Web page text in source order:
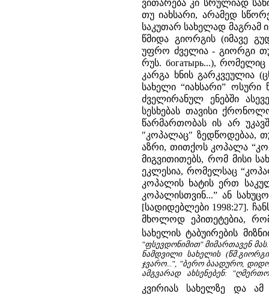
ვითარება კი სრულიად
თუ იახსარი, არამედ
საკუთარ სახელად მაგრამ
წმიდა გიორგის (იმავე
უფრო ძველია - გიორგი
რუს. богатырь...),
კარგა ხნის გარკვეულია
სახელი “იახსარი” ოსური
ძველირანულ ენებში
სესხებას თავისი
წარმართობას ის არ
"კოპალაც" ზედწოდებაა,
აზრი, თითქოს კოპალა
მიგვითითებს, რომ მისი
ეკლესია, რომელსაც
კოპალის ხატის ერთ
კოპალისთვინ...” ან
[სადიდებლები 1998:27].
მხოლოდ ეპითეტებია,
სახელის ტაბუირების
"ფსევდონიმით" მიმართავენ
ნამდვილი სახელის
ჯვარო...", "ბერო ბაადურო,
ამგვარად ახსენებენ:
კვირიას სახელზე და ამ